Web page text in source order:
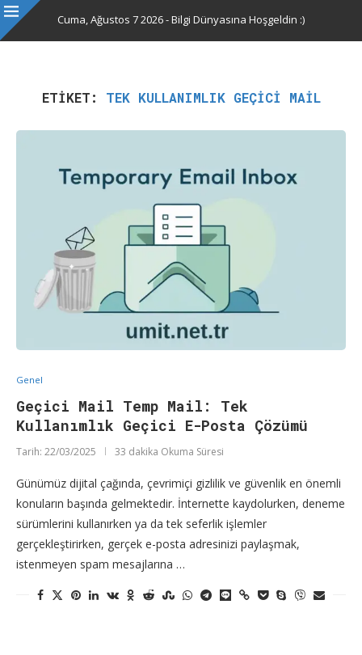
Cuma, Ağustos 7 2026 - Bilgi Dünyasına Hoşgeldin :)
ETIKET: TEK KULLANIMLIK GEÇICI MAIL
Genel
Geçici Mail Temp Mail: Tek
Kullanımlık Geçici E-Posta Çözümü
Tarih: 22/03/2025 33 dakika Okuma Süresi
Günümüz dijital çağında, çevrimiçi gizlilik ve güvenlik en önemli
konuların başında gelmektedir. İnternette kaydolurken, deneme
sürümlerini kullanırken ya da tek seferlik işlemler
gerçekleştirirken, gerçek e-posta adresinizi paylaşmak,
istenmeyen spam mesajlarına …